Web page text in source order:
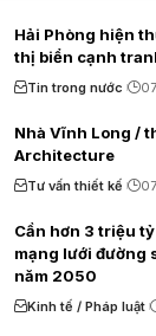
Hải Phòng hiện
thị biển cạnh
Tin trong nước
Nhà Vĩnh Long /
Architecture
Tư vấn thiết kế
Cần hơn 3 triệu
mạng lưới đường
năm 2050
Kinh tế / Pháp luật